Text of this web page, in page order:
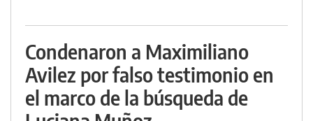
Condenaron a Maximiliano
Avilez por falso testimonio en
el marco de la búsqueda de